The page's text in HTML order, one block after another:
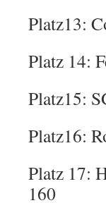
Platz13:
Platz 14:
Platz15:
Platz16:
Platz 17:
160